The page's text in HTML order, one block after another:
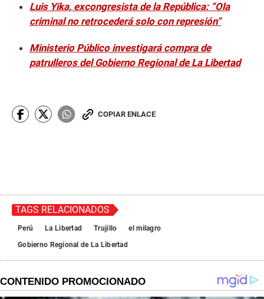
Luis Yika, excongresista de la República: “Ola
criminal no retrocederá solo con represión”
Ministerio Público investigará compra de
patrulleros del Gobierno Regional de La Libertad
COPIAR ENLACE
TAGS RELACIONADOS
Perú La Libertad Trujillo
el milagro
Gobierno Regional de La Libertad